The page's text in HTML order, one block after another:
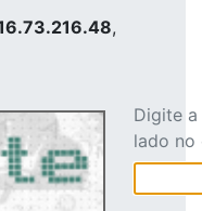
,
Digite
lado no